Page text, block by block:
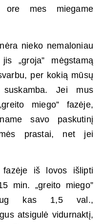
ore mes miegame
nieko nemaloniau
„groja” mėgstamą
per kokią mūsų
Jei mus
miego” fazėje,
savo paskutinį
prastai, net jei
fazėje iš lovos išlipti
min. „greito miego”
kas 1,5 val.,
atsigulė vidurnaktį,